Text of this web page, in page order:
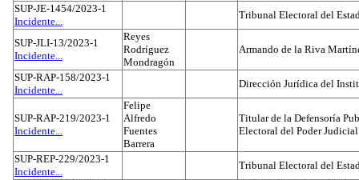
SUP-JE-1454/2023-1
Incidente...
Tribunal Electoral del
SUP-JLI-13/2023-1
Incidente...
Reyes
Rodríguez
Mondragón
Armando de la Riva
SUP-RAP-158/2023-1
Incidente...
Dirección Jurídica del
SUP-RAP-219/2023-1
Incidente...
Felipe
Alfredo
Fuentes
Barrera
Titular de la Defensoría
Electoral del Poder
SUP-REP-229/2023-1
Incidente...
Tribunal Electoral del